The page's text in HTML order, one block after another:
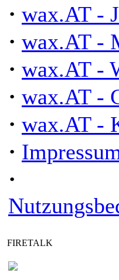
· wax.AT -
· wax.AT -
· wax.AT -
· wax.AT -
· wax.AT -
·
·
FIRETALK